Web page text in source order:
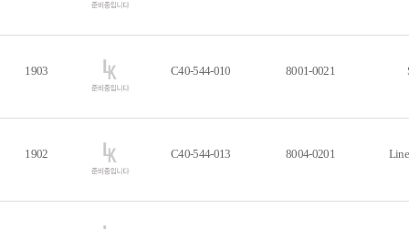
1903 C40-544-010 8001-0021
1902 C40-544-013 8004-0201